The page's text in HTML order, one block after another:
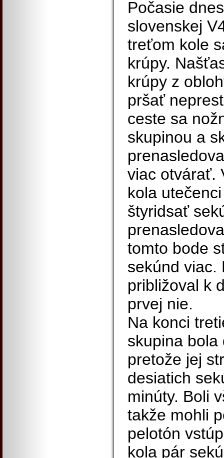
Počasie
slovenskej
treťom kole
krúpy.
krúpy z
pršať
ceste sa
skupinou a
viac otvárať.
kola
štyridsať
tomto bode
sekúnd viac.
približoval k
prvej nie.
Na konci
skupina bola
pretože jej
desiatich
minúty. Boli
takže mohli
pelotón
kola pár